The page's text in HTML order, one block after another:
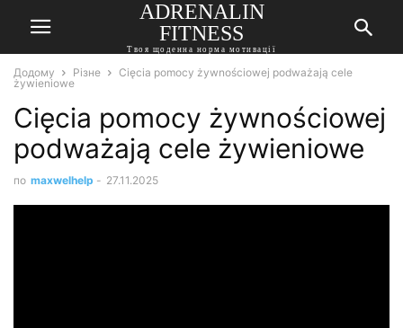
ADRENALIN
FITNESS
Твоя щоденна норма мотивації
Додому Різне
Cięcia pomocy żywnościowej podważają cele
żywieniowe
Cięcia pomocy żywnościowej
podważają cele żywieniowe
по maxwelhelp - 27.11.2025